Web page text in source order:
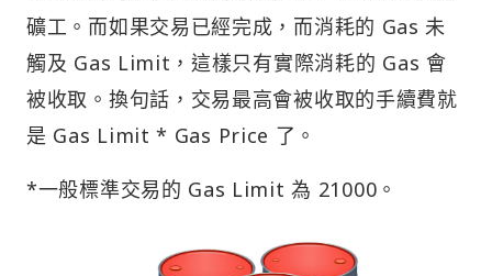
礦工。而如果交易已經完成，而消耗的 Gas 未
觸及 Gas Limit，這樣只有實際消耗的 Gas 會
被收取。換句話，交易最高會被收取的手續費就
是 Gas Limit * Gas Price 了。
*一般標準交易的 Gas Limit 為 21000。